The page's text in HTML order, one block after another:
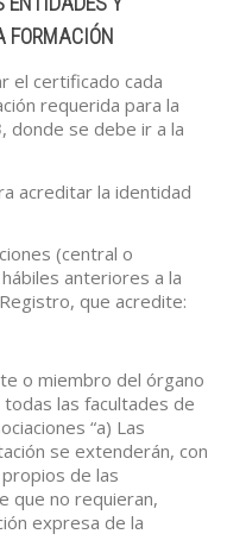
FORMACIÓN
el certificado cada
requerida para la
, donde se debe ir a la
acreditar la identidad
(central o
anteriores a la
que acredite:
o miembro del órgano
las facultades de
“a) Las
se extenderán, con
de las
que no requieran,
expresa de la